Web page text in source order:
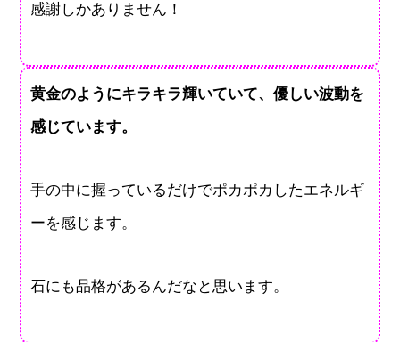
感謝しかありません！
黄金のようにキラキラ輝いていて、優しい波動を
感じています。
手の中に握っているだけでポカポカしたエネルギ
ーを感じます。
石にも品格があるんだなと思います。